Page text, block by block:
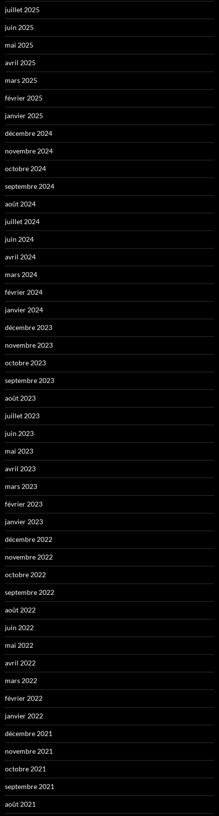
juillet 2025
juin 2025
mai 2025
avril 2025
mars 2025
février 2025
janvier 2025
décembre 2024
novembre 2024
octobre 2024
septembre 2024
août 2024
juillet 2024
juin 2024
avril 2024
mars 2024
février 2024
janvier 2024
décembre 2023
novembre 2023
octobre 2023
septembre 2023
août 2023
juillet 2023
juin 2023
mai 2023
avril 2023
mars 2023
février 2023
janvier 2023
décembre 2022
novembre 2022
octobre 2022
septembre 2022
août 2022
juin 2022
mai 2022
avril 2022
mars 2022
février 2022
janvier 2022
décembre 2021
novembre 2021
octobre 2021
septembre 2021
août 2021